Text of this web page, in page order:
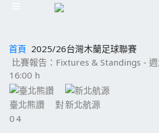
首頁 2025/26台灣木蘭足球聯賽
比賽報告：Fixtures & Standings -
16:00 h
臺北熊讚 對新北航源
0 4